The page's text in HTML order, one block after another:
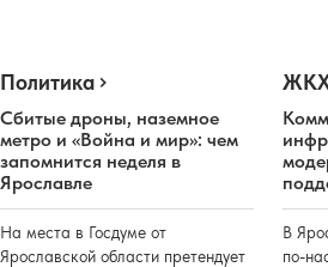
Политика
Сбитые дроны, наземное
метро и «Война и мир»: чем
запомнится неделя в
Ярославле
На места в Госдуме от
Ярославской области претендует
В
по-